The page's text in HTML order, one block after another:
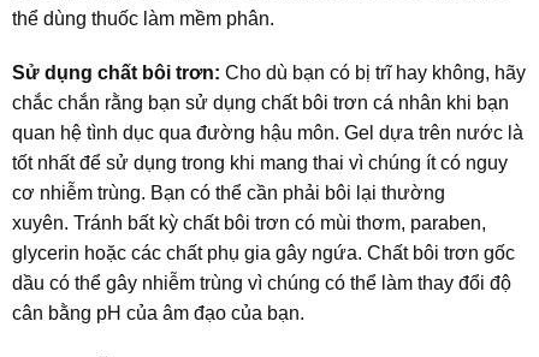
thể dùng thuốc làm mềm phân.
Sử dụng chất bôi trơn: Cho dù bạn có bị trĩ hay không, hãy
chắc chắn rằng bạn sử dụng chất bôi trơn cá nhân khi bạn
quan hệ tình dục qua đường hậu môn. Gel dựa trên nước là
tốt nhất để sử dụng trong khi mang thai vì chúng ít có nguy
cơ nhiễm trùng. Bạn có thể cần phải bôi lại thường
xuyên. Tránh bất kỳ chất bôi trơn có mùi thơm, paraben,
glycerin hoặc các chất phụ gia gây ngứa. Chất bôi trơn gốc
dầu có thể gây nhiễm trùng vì chúng có thể làm thay đổi độ
cân bằng pH của âm đạo của bạn.